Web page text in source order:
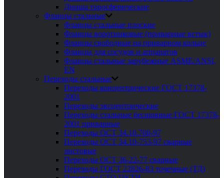
Днища торосферические
Фланцы стальные
Фланцы стальные плоские
Фланцы воротниковые (приварные встык)
Фланцы свободные на приварном кольце
Фланцы для сосудов и аппаратов
Фланцы стальные зарубежные ASME/ANSI,
EN
Переходы стальные
Переходы концентрические ГОСТ 17378-
2001
Переходы эксцентрические
Переходы стальные бесшовные ГОСТ 17378-
2001 приварные
Переходы ОСТ 34.10.700-97
Переходы ОСТ 34.10-753-97 сварные
листовые
Переходы ОСТ 36-22-77 сварные
Переходы ГОСТ 22826-83 точечные (ТД)